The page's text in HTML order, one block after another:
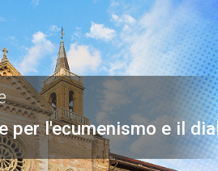
per l'ecumenismo e il